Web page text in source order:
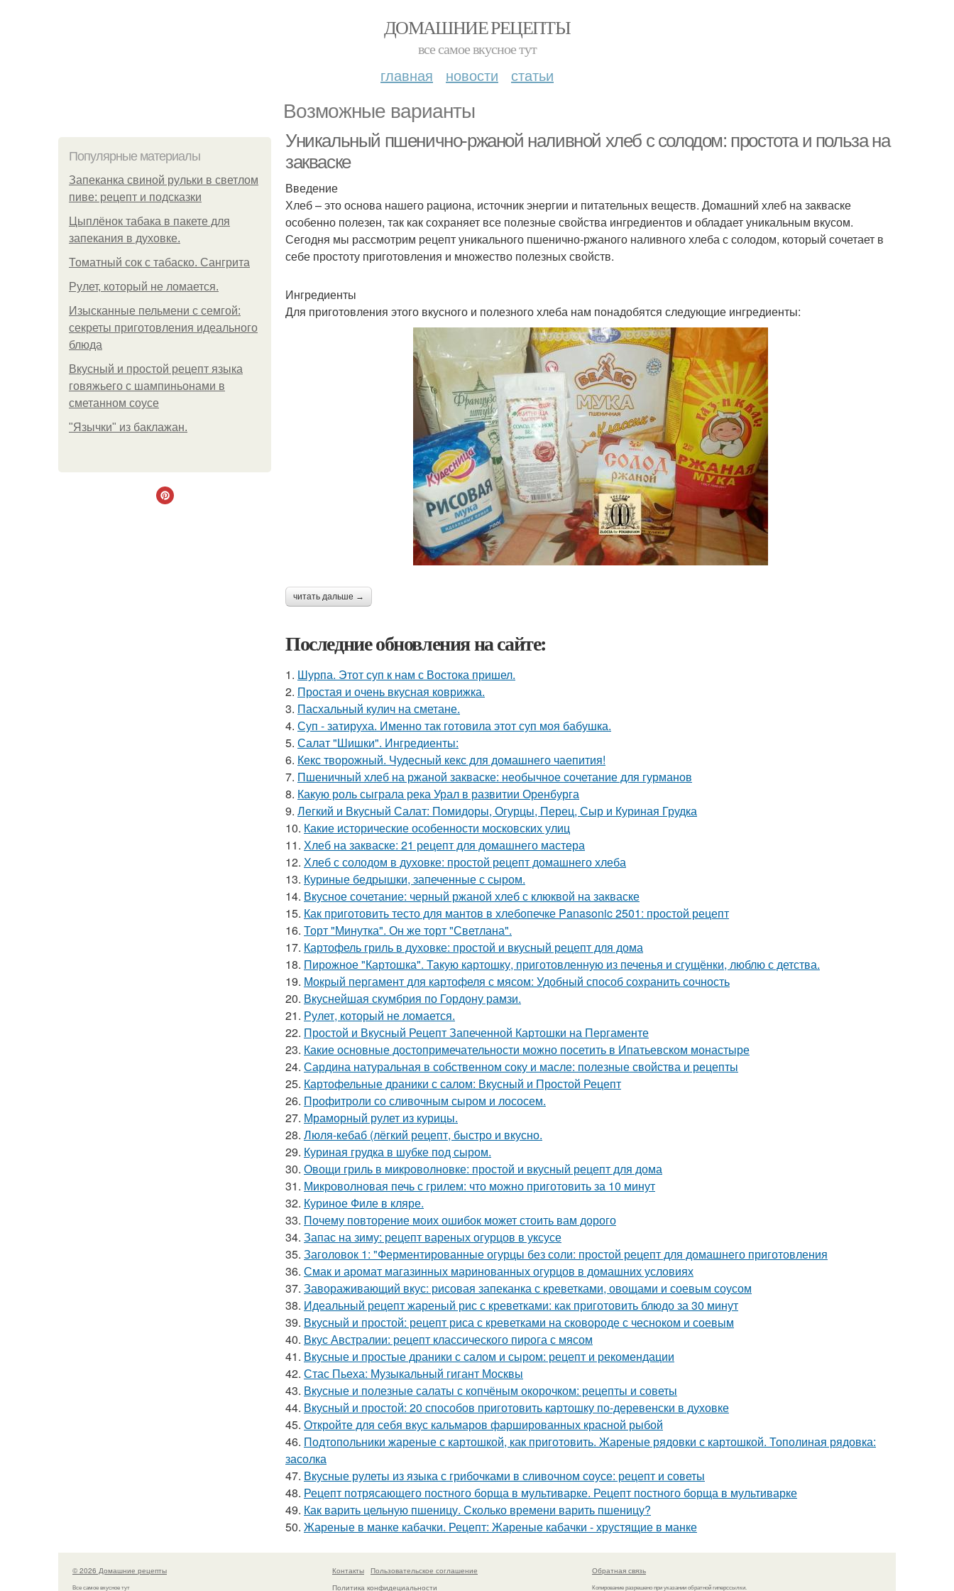
ДОМАШНИЕ РЕЦЕПТЫ
все самое вкусное тут
главная новости статьи
Возможные варианты
Популярные материалы
Запеканка свиной рульки в светлом
пиве: рецепт и подсказки
Цыплёнок табака в пакете для
запекания в духовке.
Томатный сок с табаско. Сангрита
Рулет, который не ломается.
Изысканные пельмени с семгой:
секреты приготовления идеального
блюда
Вкусный и простой рецепт языка
говяжьего с шампиньонами в
сметанном соусе
"Язычки" из баклажан.
Уникальный пшенично-ржаной наливной хлеб с солодом: простота и польза на
закваске
Введение
Хлеб – это основа нашего рациона, источник энергии и питательных веществ. Домашний хлеб на закваске
особенно полезен, так как сохраняет все полезные свойства ингредиентов и обладает уникальным вкусом.
Сегодня мы рассмотрим рецепт уникального пшенично-ржаного наливного хлеба с солодом, который сочетает в
себе простоту приготовления и множество полезных свойств.
Ингредиенты
Для приготовления этого вкусного и полезного хлеба нам понадобятся следующие ингредиенты:
читать дальше →
Последние обновления на сайте:
1. Шурпа. Этот суп к нам с Востока пришел.
2. Простая и очень вкусная коврижка.
3. Пасхальный кулич на сметане.
4. Суп - затируха. Именно так готовила этот суп моя бабушка.
5. Салат "Шишки". Ингредиенты:
6. Кекс творожный. Чудесный кекс для домашнего чаепития!
7. Пшеничный хлеб на ржаной закваске: необычное сочетание для гурманов
8. Какую роль сыграла река Урал в развитии Оренбурга
9. Легкий и Вкусный Салат: Помидоры, Огурцы, Перец, Сыр и Куриная Грудка
10. Какие исторические особенности московских улиц
11. Хлеб на закваске: 21 рецепт для домашнего мастера
12. Хлеб с солодом в духовке: простой рецепт домашнего хлеба
13. Куриные бедрышки, запеченные с сыром.
14. Вкусное сочетание: черный ржаной хлеб с клюквой на закваске
15. Как приготовить тесто для мантов в хлебопечке Panasonic 2501: простой рецепт
16. Торт "Минутка". Он же торт "Светлана".
17. Картофель гриль в духовке: простой и вкусный рецепт для дома
18. Пирожное "Картошка". Такую картошку, приготовленную из печенья и сгущёнки, люблю с детства.
19. Мокрый пергамент для картофеля с мясом: Удобный способ сохранить сочность
20. Вкуснейшая скумбрия по Гордону рамзи.
21. Рулет, который не ломается.
22. Простой и Вкусный Рецепт Запеченной Картошки на Пергаменте
23. Какие основные достопримечательности можно посетить в Ипатьевском монастыре
24. Сардина натуральная в собственном соку и масле: полезные свойства и рецепты
25. Картофельные драники с салом: Вкусный и Простой Рецепт
26. Профитроли со сливочным сыром и лососем.
27. Мраморный рулет из курицы.
28. Люля-кебаб (лёгкий рецепт, быстро и вкусно.
29. Куриная грудка в шубке под сыром.
30. Овощи гриль в микроволновке: простой и вкусный рецепт для дома
31. Микроволновая печь с грилем: что можно приготовить за 10 минут
32. Куриное Филе в кляре.
33. Почему повторение моих ошибок может стоить вам дорого
34. Запас на зиму: рецепт вареных огурцов в уксусе
35. Заголовок 1: "Ферментированные огурцы без соли: простой рецепт для домашнего приготовления
36. Смак и аромат магазинных маринованных огурцов в домашних условиях
37. Завораживающий вкус: рисовая запеканка с креветками, овощами и соевым соусом
38. Идеальный рецепт жареный рис с креветками: как приготовить блюдо за 30 минут
39. Вкусный и простой: рецепт риса с креветками на сковороде с чесноком и соевым
40. Вкус Австралии: рецепт классического пирога с мясом
41. Вкусные и простые драники с салом и сыром: рецепт и рекомендации
42. Стас Пьеха: Музыкальный гигант Москвы
43. Вкусные и полезные салаты с копчёным окорочком: рецепты и советы
44. Вкусный и простой: 20 способов приготовить картошку по-деревенски в духовке
45. Откройте для себя вкус кальмаров фаршированных красной рыбой
46. Подтопольники жареные с картошкой, как приготовить. Жареные рядовки с картошкой. Тополиная рядовка:
засолка
47. Вкусные рулеты из языка с грибочками в сливочном соусе: рецепт и советы
48. Рецепт потрясающего постного борща в мультиварке. Рецепт постного борща в мультиварке
49. Как варить цельную пшеницу. Сколько времени варить пшеницу?
50. Жареные в манке кабачки. Рецепт: Жареные кабачки - хрустящие в манке
© 2026 Домашние рецепты
Все самое вкусное тут
Контакты
Пользовательское соглашение
Политика конфидециальности
Обратная связь
Копирование разрешено при указании обратной гиперссылки.